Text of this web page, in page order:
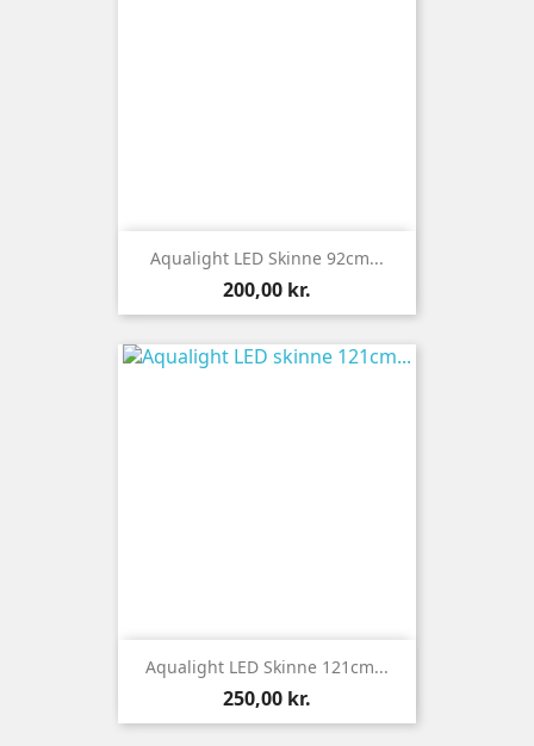
Aqualight LED Skinne 92cm...
Pris
200,00 kr.
Aqualight LED Skinne 121cm...
Pris
250,00 kr.